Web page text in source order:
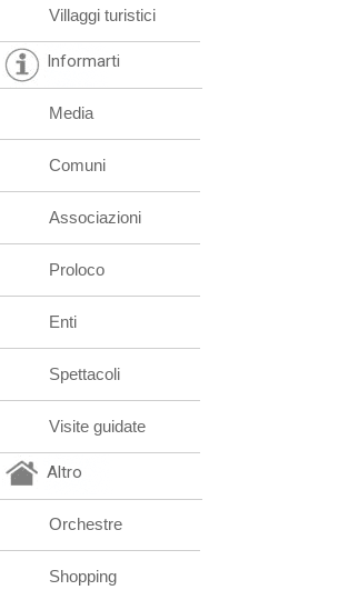
Villaggi turistici
Informarti
Media
Comuni
Associazioni
Proloco
Enti
Spettacoli
Visite guidate
Altro
Orchestre
Shopping